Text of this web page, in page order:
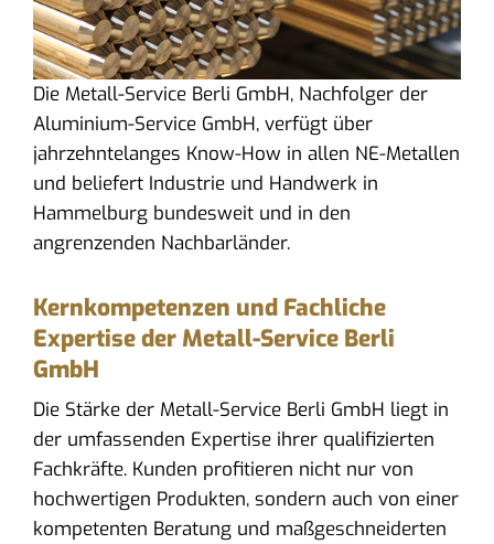
Die Metall-Service Berli GmbH, Nachfolger der
Aluminium-Service GmbH, verfügt über
jahrzehntelanges Know-How in allen NE-Metallen
und beliefert Industrie und Handwerk in
Hammelburg bundesweit und in den
angrenzenden Nachbarländer.
Kernkompetenzen und Fachliche
Expertise der Metall-Service Berli
GmbH
Die Stärke der Metall-Service Berli GmbH liegt in
der umfassenden Expertise ihrer qualifizierten
Fachkräfte. Kunden profitieren nicht nur von
hochwertigen Produkten, sondern auch von einer
kompetenten Beratung und maßgeschneiderten